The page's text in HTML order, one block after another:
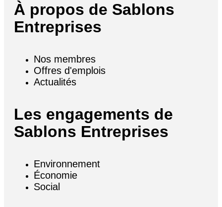
Les engagements de
Sablons Entreprises
Environnement
Économie
Social
À propos de Sablons
Entreprises
Nos membres
Offres d'emplois
Actualités